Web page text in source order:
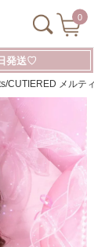
0
発送♡
CUTIERED メル